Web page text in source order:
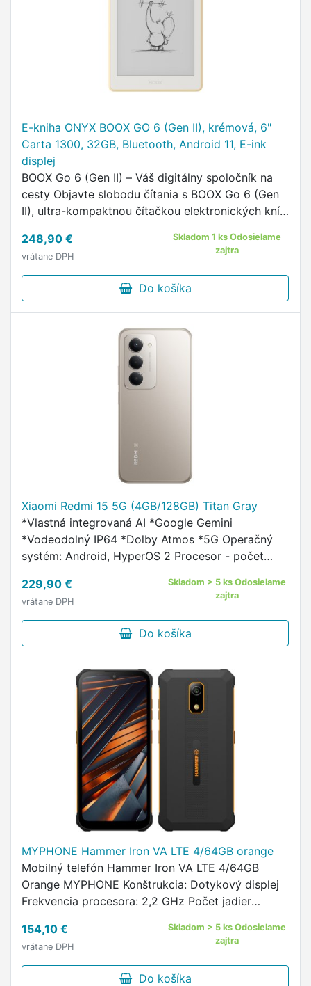
E-kniha ONYX BOOX GO 6 (Gen II), krémová, 6"
Carta 1300, 32GB, Bluetooth, Android 11, E-ink
displej
BOOX Go 6 (Gen II) – Váš digitálny spoločník na
cesty Objavte slobodu čítania s BOOX Go 6 (Gen
II), ultra-kompaktnou čítačkou elektronických kníh,
cestách.
248,90 €
vrátane DPH
Skladom 1 ks Odosielame
zajtra
Do košíka
Xiaomi Redmi 15 5G (4GB/128GB) Titan Gray
*Vlastná integrovaná AI *Google Gemini
*Vodeodolný IP64 *Dolby Atmos *5G Operačný
systém: Android, HyperOS 2 Procesor - počet
jadrový Procesor - frekvencia: 2,3 …
229,90 €
vrátane DPH
Skladom > 5 ks Odosielame
zajtra
Do košíka
MYPHONE Hammer Iron VA LTE 4/64GB orange
Mobilný telefón Hammer Iron VA LTE 4/64GB
Orange MYPHONE Konštrukcia: Dotykový displej
Frekvencia procesora: 2,2 GHz Počet jadier
Operačná pamäť: 4 GB Interný …
154,10 €
vrátane DPH
Skladom > 5 ks Odosielame
zajtra
Do košíka